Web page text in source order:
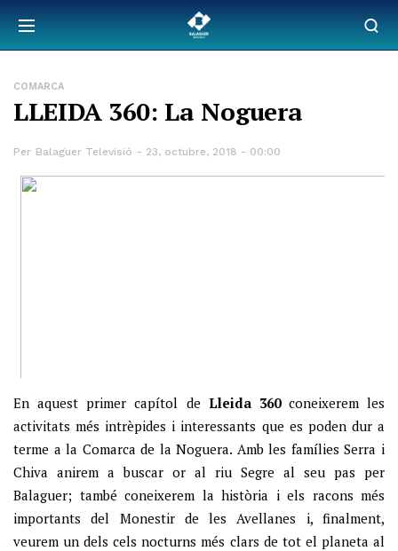
COMARCA
LLEIDA 360: La Noguera
Per Balaguer Televisió 23, octubre, 2018 - 00:00
En aquest primer capítol de Lleida 360coneixerem les
activitats més intrèpides i interessants que es poden dur a
terme a la Comarca de la Noguera. Amb les famílies Serra i
Chiva anirem a buscar or al riu Segre al seu pas per
Balaguer; també coneixerem la història i els racons més
importants del Monestir de les Avellanes i, finalment,
veurem un dels cels nocturns més clars de tot el planeta al